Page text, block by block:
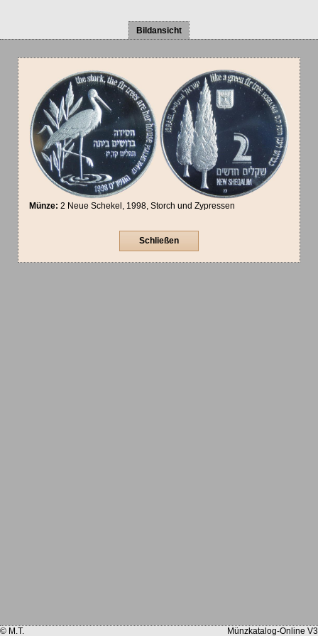
Bildansicht
Münze:2 Neue Schekel, 1998, Storch und Zypressen
Schließen
© M.T. Münzkatalog-Online V3